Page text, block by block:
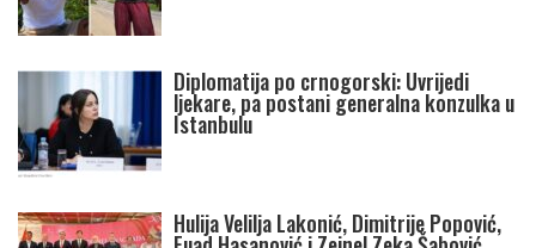
Diplomatija po crnogorski: Uvrijedi
ljekare, pa postani generalna konzulka u
Istanbulu
Hulija Velilja Lakonić, Dimitrije Popović,